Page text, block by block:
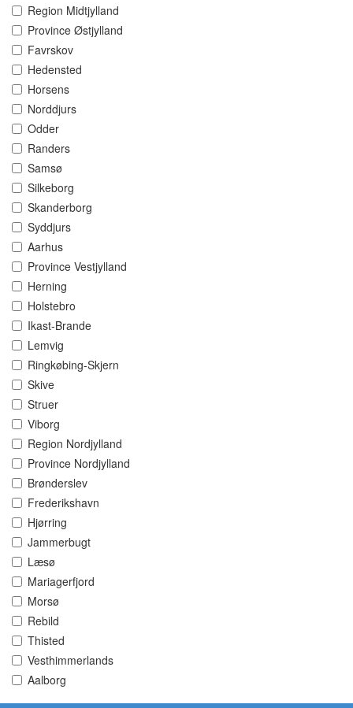
Region Midtjylland
Province Østjylland
Favrskov
Hedensted
Horsens
Norddjurs
Odder
Randers
Samsø
Silkeborg
Skanderborg
Syddjurs
Aarhus
Province Vestjylland
Herning
Holstebro
Ikast-Brande
Lemvig
Ringkøbing-Skjern
Skive
Struer
Viborg
Region Nordjylland
Province Nordjylland
Brønderslev
Frederikshavn
Hjørring
Jammerbugt
Læsø
Mariagerfjord
Morsø
Rebild
Thisted
Vesthimmerlands
Aalborg